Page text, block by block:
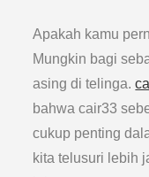
Apakah kamu
Mungkin bagi
asing di telinga.
bahwa cair33
cukup penting
kita telusuri lebih